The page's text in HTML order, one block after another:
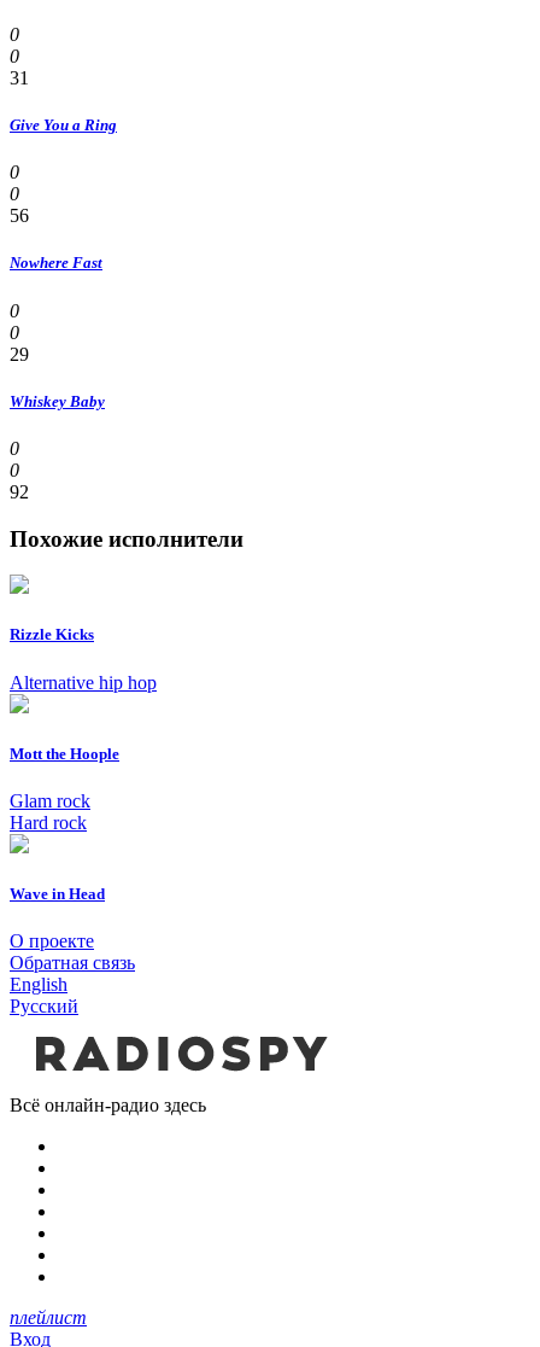
0
0
31
Give You a Ring
0
0
56
Nowhere Fast
0
0
29
Whiskey Baby
0
0
92
Похожие исполнители
Rizzle Kicks
Alternative hip hop
Mott the Hoople
Glam rock
Hard rock
Wave in Head
О проекте
Обратная связь
English
Русский
Всё онлайн-радио здесь
плейлист
Вход